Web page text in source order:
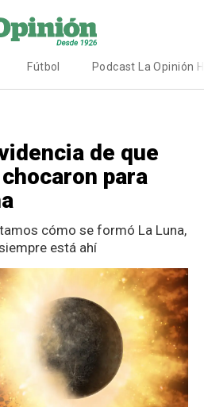
Fútbol Podcast La Opinión
de que
para
cómo se formó La Luna,
está ahí